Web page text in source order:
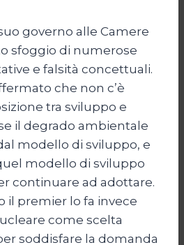
governo alle Camere
sfoggio di numerose
e falsità concettuali.
che non c’è
tra sviluppo e
il degrado ambientale
modello di sviluppo, e
modello di sviluppo
continuare ad adottare.
il premier lo fa invece
come scelta
soddisfare la domanda